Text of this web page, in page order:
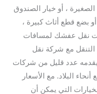
، أو خيار الصندوق
بضع قطع أثاث كبيرة ،
نقل عفشك لمسافات
التنقل مع شركة نقل
يقدمه عدد قليل من شركات
البلاد. مع الأسعار
التي يمكن أن